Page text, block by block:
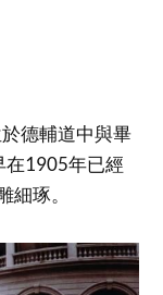
德輔道中與畢
在1905年已經
細琢。